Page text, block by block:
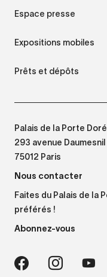
Espace presse
Expositions mobiles
Prêts et dépôts
Palais de la Porte
293 avenue Daumesnil
75012 Paris
Nous contacter
Faites du Palais de la
préférés !
Abonnez-vous